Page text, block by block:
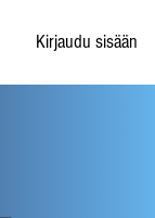
Kirjaudu sisään